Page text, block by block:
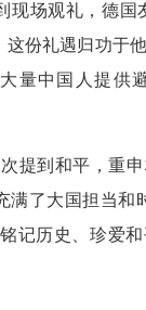
场观礼，德国
这份礼遇归功于
量中国人提供
到和平，重申
满了大国担当和
记历史、珍爱